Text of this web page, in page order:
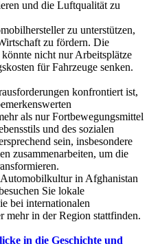
und die Luftqualität zu
zu unterstützen,
zu fördern. Die
nicht nur Arbeitsplätze
für Fahrzeuge senken.
konfrontiert ist,
als nur Fortbewegungsmittel
und des sozialen
sein, insbesondere
zusammenarbeiten, um die
in Afghanistan
Sie lokale
bei internationalen
mehr in der Region stattfinden.
in die Geschichte und